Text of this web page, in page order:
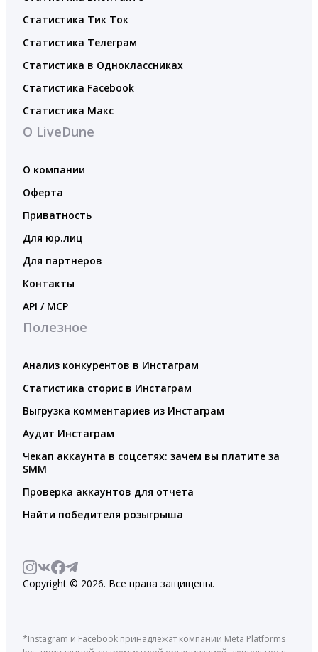
Статистика Тик Ток
Статистика Телеграм
Статистика в Одноклассниках
Статистика Facebook
Статистика Макс
О LiveDune
О компании
Оферта
Приватность
Для юр.лиц
Для партнеров
Контакты
API / MCP
Полезное
Анализ конкурентов в Инстаграм
Статистика сторис в Инстаграм
Выгрузка комментариев из Инстаграм
Аудит Инстаграм
Чекап аккаунта в соцсетях: зачем вы платите за
SMM
Проверка аккаунтов для отчета
Найти победителя розыгрыша
Copyright © 2026. Все права защищены.
*Instagram и Facebook принадлежат компании Meta Platforms